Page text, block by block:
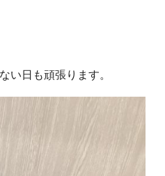
い日も頑張ります。